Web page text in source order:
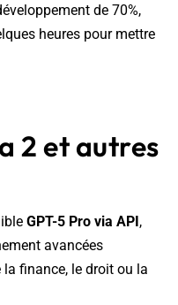
de 70%,
heures pour mettre
2 et autres
GPT-5 Pro via API,
avancées
finance, le droit ou la